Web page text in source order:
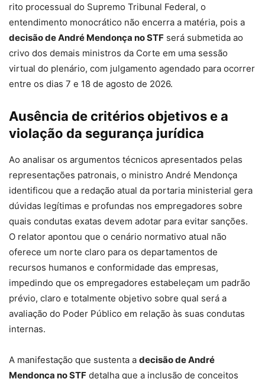
rito processual do Supremo Tribunal Federal, o
entendimento monocrático não encerra a matéria, pois a
decisão de André Mendonça no STF será submetida ao
crivo dos demais ministros da Corte em uma sessão
virtual do plenário, com julgamento agendado para ocorrer
entre os dias 7 e 18 de agosto de 2026.
Ausência de critérios objetivos e a
violação da segurança jurídica
Ao analisar os argumentos técnicos apresentados pelas
representações patronais, o ministro André Mendonça
identificou que a redação atual da portaria ministerial gera
dúvidas legítimas e profundas nos empregadores sobre
quais condutas exatas devem adotar para evitar sanções.
O relator apontou que o cenário normativo atual não
oferece um norte claro para os departamentos de
recursos humanos e conformidade das empresas,
impedindo que os empregadores estabeleçam um padrão
prévio, claro e totalmente objetivo sobre qual será a
avaliação do Poder Público em relação às suas condutas
internas.
A manifestação que sustenta a decisão de André
Mendonça no STF detalha que a inclusão de conceitos